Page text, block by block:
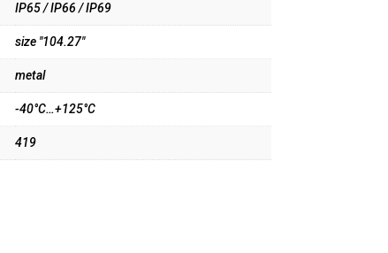
IP65 / IP66 / IP69
size "104.27"
metal
-40°C…+125°C
419